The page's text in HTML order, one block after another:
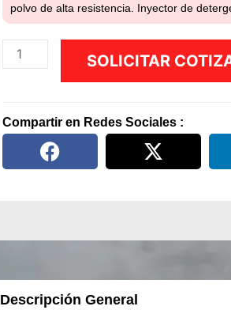
polvo de alta resistencia. Inyector de
Hidrolavadora
autonoma
6.5HP
200Bar
SOLICITAR
Compartir en Redes Sociales :
Descripción General